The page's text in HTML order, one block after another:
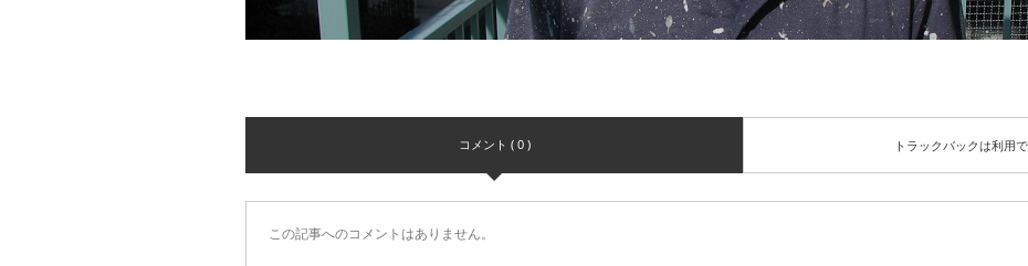
コメント ( 0 ) トラックバックは利用で
この記事へのコメントはありません。